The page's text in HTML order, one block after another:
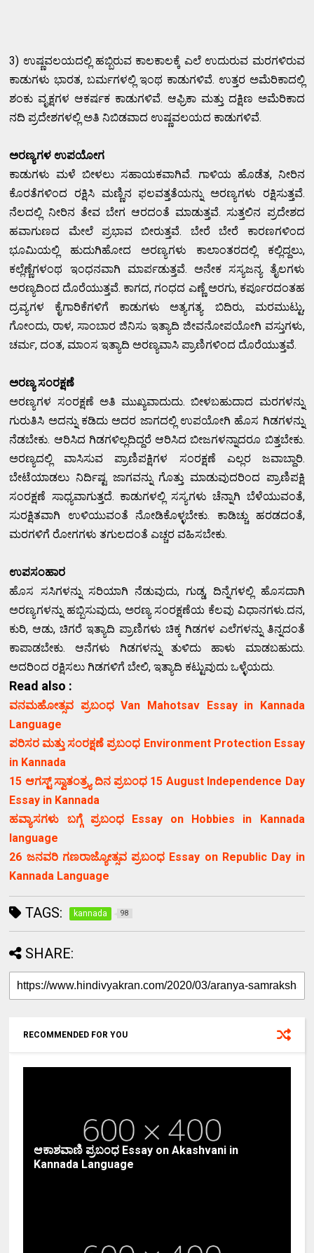
3) ಉಷ್ಣವಲಯದಲ್ಲಿ ಹಬ್ಬಿರುವ ಕಾಲಕಾಲಕ್ಕೆ ಎಲೆ ಉದುರುವ ಮರಗಳಿರುವ
ಕಾಡುಗಳು ಭಾರತ, ಬರ್ಮಗಳಲ್ಲಿ ಇಂಥ ಕಾಡುಗಳಿವೆ. ಉತ್ತರ ಅಮೆರಿಕಾದಲ್ಲಿ
ಶಂಕು ವೃಕ್ಷಗಳ ಆಕರ್ಷಕ ಕಾಡುಗಳಿವೆ. ಆಫ್ರಿಕಾ ಮತ್ತು ದಕ್ಷಿಣ ಅಮೆರಿಕಾದ
ನದಿ ಪ್ರದೇಶಗಳಲ್ಲಿ ಅತಿ ನಿಬಿಡವಾದ ಉಷ್ಣವಲಯದ ಕಾಡುಗಳಿವೆ.
ಅರಣ್ಯಗಳ ಉಪಯೋಗ
ಕಾಡುಗಳು ಮಳೆ ಬೀಳಲು ಸಹಾಯಕವಾಗಿವೆ. ಗಾಳಿಯ ಹೊಡೆತ, ನೀರಿನ
ಕೊರತೆಗಳಿಂದ ರಕ್ಷಿಸಿ ಮಣ್ಣಿನ ಫಲವತ್ತತೆಯನ್ನು ಅರಣ್ಯಗಳು ರಕ್ಷಿಸುತ್ತವೆ.
ನೆಲದಲ್ಲಿ ನೀರಿನ ತೇವ ಬೇಗ ಆರದಂತೆ ಮಾಡುತ್ತವೆ. ಸುತ್ತಲಿನ ಪ್ರದೇಶದ
ಹವಾಗುಣದ ಮೇಲೆ ಪ್ರಭಾವ ಬೀರುತ್ತವೆ. ಬೇರೆ ಬೇರೆ ಕಾರಣಗಳಿಂದ
ಭೂಮಿಯಲ್ಲಿ ಹುದುಗಿಹೋದ ಅರಣ್ಯಗಳು ಕಾಲಾಂತರದಲ್ಲಿ ಕಲ್ಲಿದ್ದಲು,
ಕಲ್ಲೆಣ್ಣೆಗಳಂಥ ಇಂಧನವಾಗಿ ಮಾರ್ಪಡುತ್ತವೆ. ಅನೇಕ ಸಸ್ಯಜನ್ಯ ತೈಲಗಳು
ಅರಣ್ಯದಿಂದ ದೊರೆಯುತ್ತವೆ. ಕಾಗದ, ಗಂಧದ ಎಣ್ಣೆ ಅರಗು, ಕರ್ಪೂರದಂತಹ
ದ್ರವ್ಯಗಳ ಕೈಗಾರಿಕೆಗಳಿಗೆ ಕಾಡುಗಳು ಅತ್ಯಗತ್ಯ. ಬಿದಿರು, ಮರಮುಟ್ಟು,
ಗೋಂದು, ರಾಳ, ಸಾಂಬಾರ ಜಿನಿಸು ಇತ್ಯಾದಿ ಜೀವನೋಪಯೋಗಿ ವಸ್ತುಗಳು,
ಚರ್ಮ, ದಂತ, ಮಾಂಸ ಇತ್ಯಾದಿ ಅರಣ್ಯವಾಸಿ ಪ್ರಾಣಿಗಳಿಂದ ದೊರೆಯುತ್ತವೆ.
ಅರಣ್ಯ ಸಂರಕ್ಷಣೆ
ಅರಣ್ಯಗಳ ಸಂರಕ್ಷಣೆ ಅತಿ ಮುಖ್ಯವಾದುದು. ಬೀಳಬಹುದಾದ ಮರಗಳನ್ನು
ಗುರುತಿಸಿ ಅದನ್ನು ಕಡಿದು ಅದರ ಜಾಗದಲ್ಲಿ ಉಪಯೋಗಿ ಹೊಸ ಗಿಡಗಳನ್ನು
ನೆಡಬೇಕು. ಆರಿಸಿದ ಗಿಡಗಳಿಲ್ಲದಿದ್ದರೆ ಆರಿಸಿದ ಬೀಜಗಳನ್ನಾದರೂ ಬಿತ್ತಬೇಕು.
ಅರಣ್ಯದಲ್ಲಿ ವಾಸಿಸುವ ಪ್ರಾಣಿಪಕ್ಷಿಗಳ ಸಂರಕ್ಷಣೆ ಎಲ್ಲರ ಜವಾಬ್ದಾರಿ.
ಬೇಟೆಯಾಡಲು ನಿರ್ದಿಷ್ಟ ಜಾಗವನ್ನು ಗೊತ್ತು ಮಾಡುವುದರಿಂದ ಪ್ರಾಣಿಪಕ್ಷಿ
ಸಂರಕ್ಷಣೆ ಸಾಧ್ಯವಾಗುತ್ತದೆ. ಕಾಡುಗಳಲ್ಲಿ ಸಸ್ಯಗಳು ಚೆನ್ನಾಗಿ ಬೆಳೆಯುವಂತೆ,
ಸುರಕ್ಷಿತವಾಗಿ ಉಳಿಯುವಂತೆ ನೋಡಿಕೊಳ್ಳಬೇಕು. ಕಾಡಿಚ್ಚು ಹರಡದಂತೆ,
ಮರಗಳಿಗೆ ರೋಗಗಳು ತಗುಲದಂತೆ ಎಚ್ಚರ ವಹಿಸಬೇಕು.
ಉಪಸಂಹಾರ
ಹೊಸ ಸಸಿಗಳನ್ನು ಸರಿಯಾಗಿ ನೆಡುವುದು, ಗುಡ್ಡ, ದಿನ್ನೆಗಳಲ್ಲಿ ಹೊಸದಾಗಿ
ಅರಣ್ಯಗಳನ್ನು ಹಬ್ಬಿಸುವುದು, ಅರಣ್ಯ ಸಂರಕ್ಷಣೆಯ ಕೆಲವು ವಿಧಾನಗಳು.ದನ,
ಕುರಿ, ಆಡು, ಚಿಗರೆ ಇತ್ಯಾದಿ ಪ್ರಾಣಿಗಳು ಚಿಕ್ಕ ಗಿಡಗಳ ಎಲೆಗಳನ್ನು ತಿನ್ನದಂತೆ
ಕಾಪಾಡಬೇಕು. ಆನೆಗಳು ಗಿಡಗಳನ್ನು ತುಳಿದು ಹಾಳು ಮಾಡಬಹುದು.
ಅದರಿಂದ ರಕ್ಷಿಸಲು ಗಿಡಗಳಿಗೆ ಬೇಲಿ, ಇತ್ಯಾದಿ ಕಟ್ಟುವುದು ಒಳ್ಳೆಯದು.
Read also :
ವನಮಹೋತ್ಸವ ಪ್ರಬಂಧ Van Mahotsav Essay in Kannada
Language
ಪರಿಸರ ಮತ್ತು ಸಂರಕ್ಷಣೆ ಪ್ರಬಂಧ Environment Protection Essay
in Kannada
15 ಆಗಸ್ಟ್ ಸ್ವಾತಂತ್ರ್ಯ ದಿನ ಪ್ರಬಂಧ 15 August Independence Day
Essay in Kannada
ಹವ್ಯಾಸಗಳು ಬಗ್ಗೆ ಪ್ರಬಂಧ Essay on Hobbies in Kannada
language
26 ಜನವರಿ ಗಣರಾಜ್ಯೋತ್ಸವ ಪ್ರಬಂಧ Essay on Republic Day in
Kannada Language
TAGS: kannada 98
SHARE:
RECOMMENDED FOR YOU
ಆಕಾಶವಾಣಿ ಪ್ರಬಂಧ Essay on Akashvani in
Kannada Language